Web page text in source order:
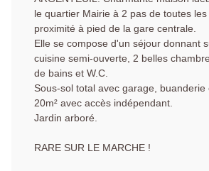
le quartier Mairie à 2 pas de toutes
proximité à pied de la gare centrale.
Elle se compose d'un séjour donnant
cuisine semi-ouverte, 2 belles
de bains et W.C.
Sous-sol total avec garage, buanderie
20m² avec accès indépendant.
Jardin arboré.
RARE SUR LE MARCHE !